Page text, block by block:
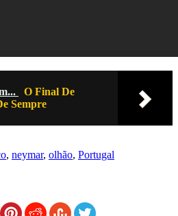
O Final De
Sempre
, neymar, olhão, Portugal